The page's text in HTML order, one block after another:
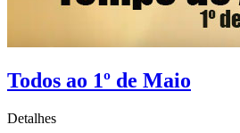
Todos ao 1º de Maio
Detalhes